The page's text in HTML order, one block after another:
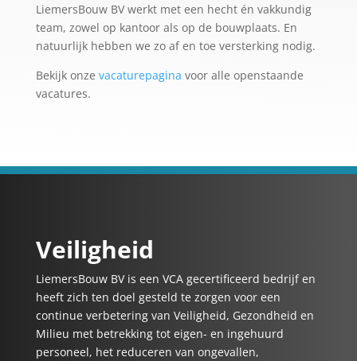
LiemersBouw BV werkt met een hecht én vakkundig
team, zowel op kantoor als op de bouwplaats. En
natuurlijk hebben we zo af en toe versterking nodig.
Bekijk onze vacaturepagina voor alle openstaande
vacatures.
Veiligheid
LiemersBouw BV is een VCA gecertificeerd bedrijf en
heeft zich ten doel gesteld te zorgen voor een
continue verbetering van Veiligheid, Gezondheid en
Milieu met betrekking tot eigen- en ingehuurd
personeel, het reduceren van ongevallen,